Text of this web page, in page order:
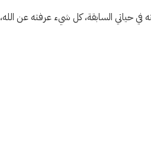
حياتي السابقة، كل شيء عرفته عن